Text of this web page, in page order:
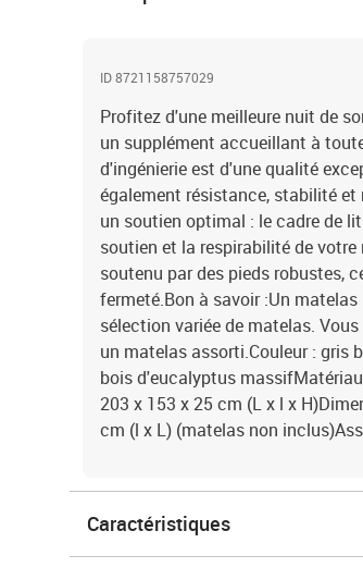
ID 8721158757029
Profitez d'une meilleure nuit de
un supplément accueillant à
d'ingénierie est d'une qualité
également résistance, stabilité
un soutien optimal : le cadre de
soutien et la respirabilité de
soutenu par des pieds robustes,
fermeté.Bon à savoir :Un
sélection variée de matelas.
un matelas assorti.Couleur : gris
bois d'eucalyptus
203 x 153 x 25 cm (L x l x
cm (l x L) (matelas non
Caractéristiques